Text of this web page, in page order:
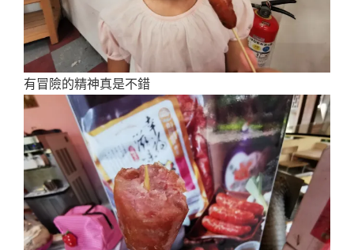
有冒險的精神真是不錯